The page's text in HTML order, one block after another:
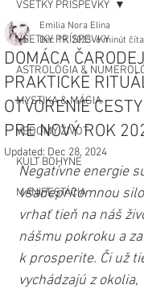
VŠETKY PRÍSPEVKY
ASTROLÓGIA &
MYSTIKA & MÁGIA
VEDOMÝ ŽIVOT
KULT BOHYNE
MANIFESTÁCIA
VŠETKY PRÍSPEVKY
DOMÁCA
PRAKTICKÉ
OTVORENIE
PRE NOVÝ ROK
Emilia Nora Elina
Dec 19, 2023 6 minút
Updated: Dec 28, 2024
Negatívne energie
všadeprítomnou
vrhať tieň na náš
nášmu pokroku a
k prosperite. Či už
vychádzajú z